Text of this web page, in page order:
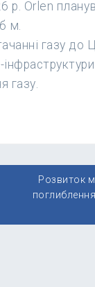
р. Orlen
м.
газу до
газу.
Розвиток